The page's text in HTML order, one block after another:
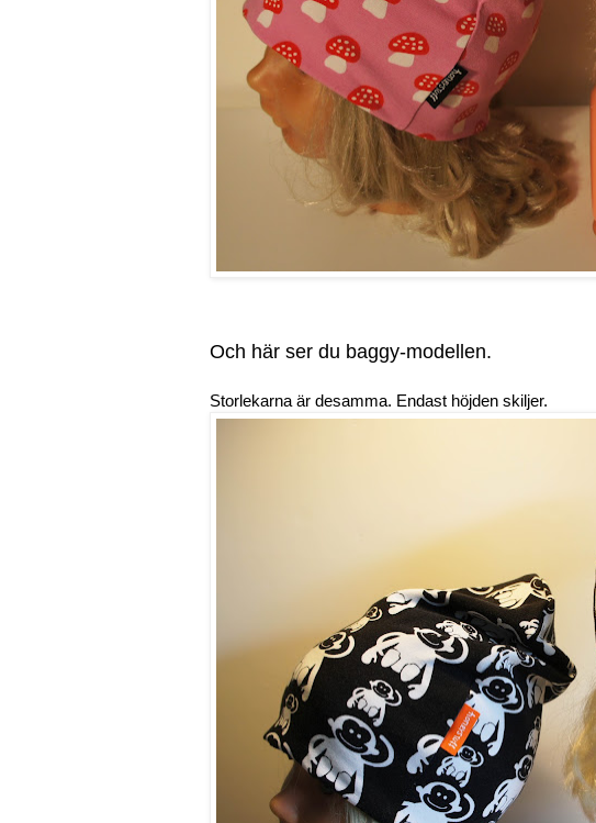
Och här ser du baggy-modellen.
Storlekarna är desamma. Endast höjden skiljer.